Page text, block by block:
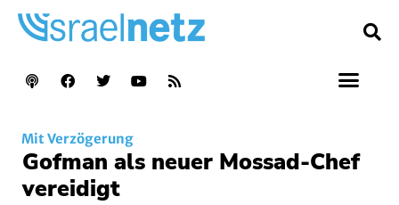
Mit Verzögerung
Gofman als neuer Mossad-Chef
vereidigt